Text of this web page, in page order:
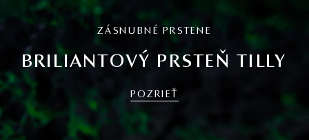
ZÁSNUBNÉ PRSTENE
BRILIANTOVÝ PRSTEŇ TILLY
POZRIEŤ